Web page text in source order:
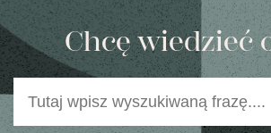
Chcę wiedzieć